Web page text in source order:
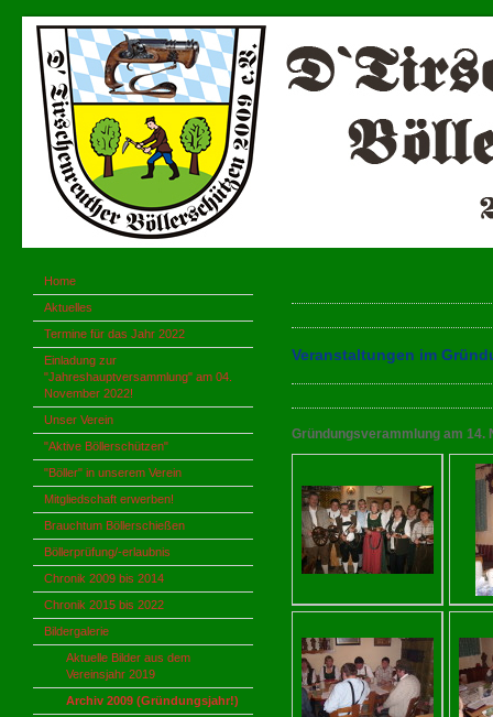
Home
Aktuelles
Termine für das Jahr 2022
Einladung zur
"Jahreshauptversammlung" am 04.
November 2022!
Unser Verein
"Aktive Böllerschützen"
"Böller" in unserem Verein
Mitgliedschaft erwerben!
Brauchtum Böllerschießen
Böllerprüfung/-erlaubnis
Chronik 2009 bis 2014
Chronik 2015 bis 2022
Bildergalerie
Aktuelle Bilder aus dem
Vereinsjahr 2019
Archiv 2009 (Gründungsjahr!)
Veranstaltungen im
Gründungsverammlung am 14.